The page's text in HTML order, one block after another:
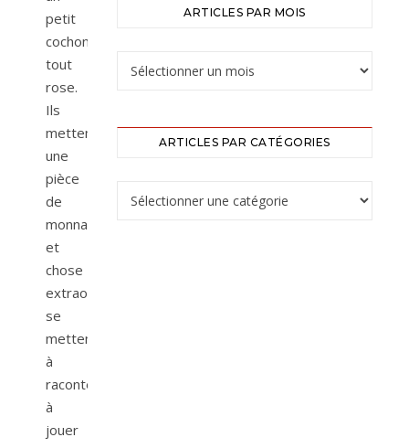
petit
cochon
tout
rose.
Ils
mettent
une
pièce
de
monnaie
et
chose
extraordinaire,
se
mettent
à
raconter,
à
jouer
ARTICLES PAR MOIS
ARTICLES PAR CATÉGORIES